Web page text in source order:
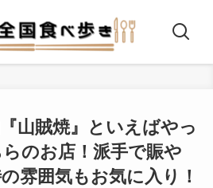
山賊焼』といえばやっ
のお店！派手で賑や
雰囲気もお気に入り！